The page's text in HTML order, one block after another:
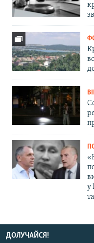
у
ДОЛУЧАЙСЯ!